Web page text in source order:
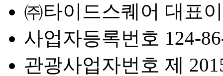
㈜타이드스퀘어 대표
사업자등록번호 124-
관광사업자번호 제